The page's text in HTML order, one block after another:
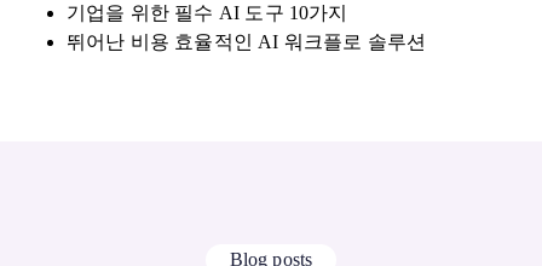
기업을 위한 필수 AI 도구 10가지
뛰어난 비용 효율적인 AI 워크플로 솔루션
Blog posts